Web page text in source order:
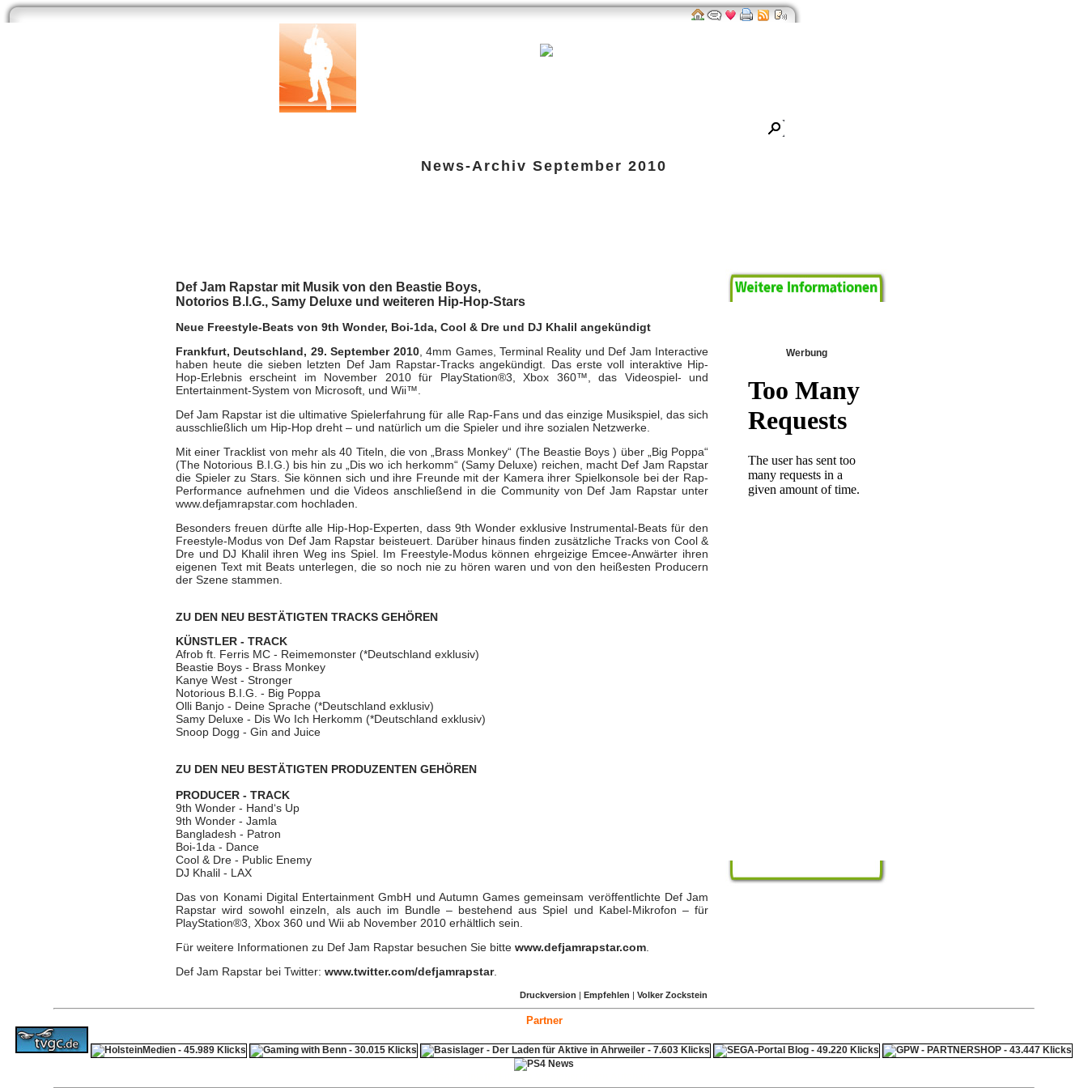
News-Archiv September 2010
Def Jam Rapstar mit Musik von den Beastie Boys,
Notorios B.I.G., Samy Deluxe und weiteren Hip-Hop-Stars
Neue Freestyle-Beats von 9th Wonder, Boi-1da, Cool & Dre und DJ Khalil angekündigt
Frankfurt, Deutschland, 29. September 2010, 4mm Games, Terminal Reality und Def Jam Interactive
haben heute die sieben letzten Def Jam Rapstar-Tracks angekündigt. Das erste voll interaktive Hip-
Hop-Erlebnis erscheint im November 2010 für PlayStation®3, Xbox 360™, das Videospiel- und
Entertainment-System von Microsoft, und Wii™.
Def Jam Rapstar ist die ultimative Spielerfahrung für alle Rap-Fans und das einzige Musikspiel, das sich
ausschließlich um Hip-Hop dreht – und natürlich um die Spieler und ihre sozialen Netzwerke.
Mit einer Tracklist von mehr als 40 Titeln, die von „Brass Monkey“ (The Beastie Boys ) über „Big Poppa“
(The Notorious B.I.G.) bis hin zu „Dis wo ich herkomm“ (Samy Deluxe) reichen, macht Def Jam Rapstar
die Spieler zu Stars. Sie können sich und ihre Freunde mit der Kamera ihrer Spielkonsole bei der Rap-
Performance aufnehmen und die Videos anschließend in die Community von Def Jam Rapstar unter
www.defjamrapstar.com hochladen.
Besonders freuen dürfte alle Hip-Hop-Experten, dass 9th Wonder exklusive Instrumental-Beats für den
Freestyle-Modus von Def Jam Rapstar beisteuert. Darüber hinaus finden zusätzliche Tracks von Cool &
Dre und DJ Khalil ihren Weg ins Spiel. Im Freestyle-Modus können ehrgeizige Emcee-Anwärter ihren
eigenen Text mit Beats unterlegen, die so noch nie zu hören waren und von den heißesten Producern
der Szene stammen.
ZU DEN NEU BESTÄTIGTEN TRACKS GEHÖREN
KÜNSTLER - TRACK
Afrob ft. Ferris MC - Reimemonster (*Deutschland exklusiv)
Beastie Boys - Brass Monkey
Kanye West - Stronger
Notorious B.I.G. - Big Poppa
Olli Banjo - Deine Sprache (*Deutschland exklusiv)
Samy Deluxe - Dis Wo Ich Herkomm (*Deutschland exklusiv)
Snoop Dogg - Gin and Juice
ZU DEN NEU BESTÄTIGTEN PRODUZENTEN GEHÖREN
PRODUCER - TRACK
9th Wonder - Hand‘s Up
9th Wonder - Jamla
Bangladesh - Patron
Boi-1da - Dance
Cool & Dre - Public Enemy
DJ Khalil - LAX
Das von Konami Digital Entertainment GmbH und Autumn Games gemeinsam veröffentlichte Def Jam
Rapstar wird sowohl einzeln, als auch im Bundle – bestehend aus Spiel und Kabel-Mikrofon – für
PlayStation®3, Xbox 360 und Wii ab November 2010 erhältlich sein.
Für weitere Informationen zu Def Jam Rapstar besuchen Sie bitte www.defjamrapstar.com
Def Jam Rapstar bei Twitter: www.twitter.com/defjamrapstar.
Druckversion | Empfehlen | Volker Zockstein
Werbung
Partner